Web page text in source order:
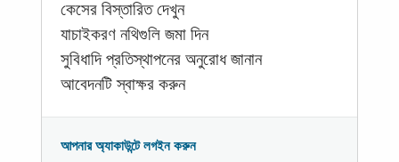
কেসের বিস্তারিত দেখুন
যাচাইকরণ নথিগুলি জমা দিন
সুবিধাদি প্রতিস্থাপনের অনুরোধ জানান
আবেদনটি স্বাক্ষর করুন
আপনার অ্যাকাউন্টে লগইন করুন